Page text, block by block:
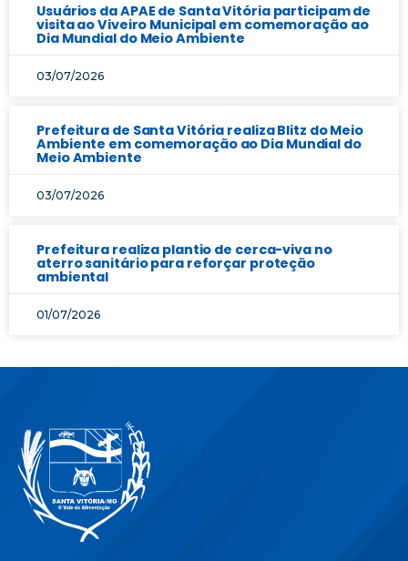
Usuários da APAE de Santa Vitória participam de
visita ao Viveiro Municipal em comemoração ao
Dia Mundial do Meio Ambiente
03/07/2026
Prefeitura de Santa Vitória realiza Blitz do Meio
Ambiente em comemoração ao Dia Mundial do
Meio Ambiente
03/07/2026
Prefeitura realiza plantio de cerca-viva no
aterro sanitário para reforçar proteção
ambiental
01/07/2026